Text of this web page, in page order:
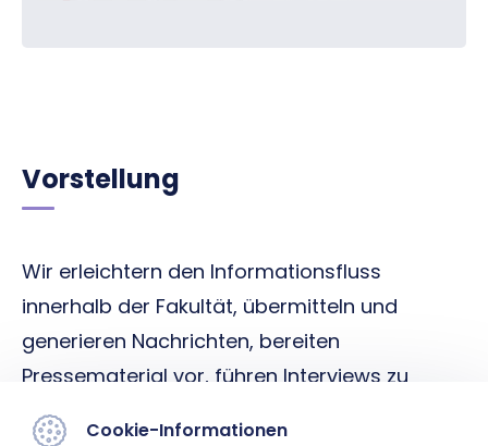
Vorstellung
Wir erleichtern den Informationsfluss
innerhalb der Fakultät, übermitteln und
generieren Nachrichten, bereiten
Pressematerial vor, führen Interviews zu
Heilung, Lehre und den wissenschaftlichen
Cookie-Informationen